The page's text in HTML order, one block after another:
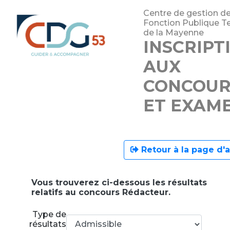
Centre de gestion
Fonction Publique
de la Mayenne
AUX
ET
Retour à la page
Vous trouverez ci-dessous les résultats
relatifs au concours Rédacteur.
Type de
résultats